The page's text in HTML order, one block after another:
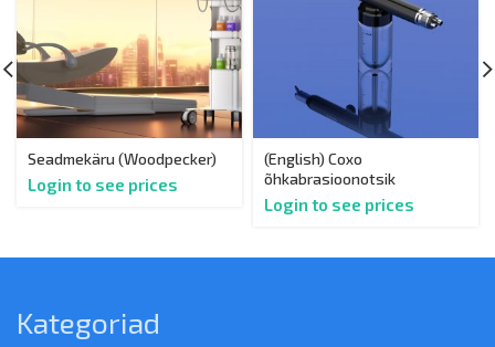
Seadmekäru (Woodpecker)
Login to see prices
(English) Coxo
õhkabrasioonotsik
Login to see prices
Kategoriad